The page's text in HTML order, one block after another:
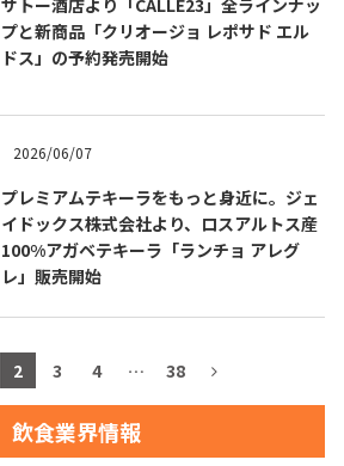
サトー酒店より「CALLE23」全ラインナッ
プと新商品「クリオージョ レポサド エル
ドス」の予約発売開始
2026/06/07
プレミアムテキーラをもっと身近に。ジェ
イドックス株式会社より、ロスアルトス産
100%アガベテキーラ「ランチョ アレグ
レ」販売開始
2 3 4 … 38
飲食業界情報